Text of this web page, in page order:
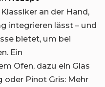
an der Hand,
integrieren lässt – und
bietet, um bei
Ein
Ofen, dazu ein Glas
Pinot Gris: Mehr